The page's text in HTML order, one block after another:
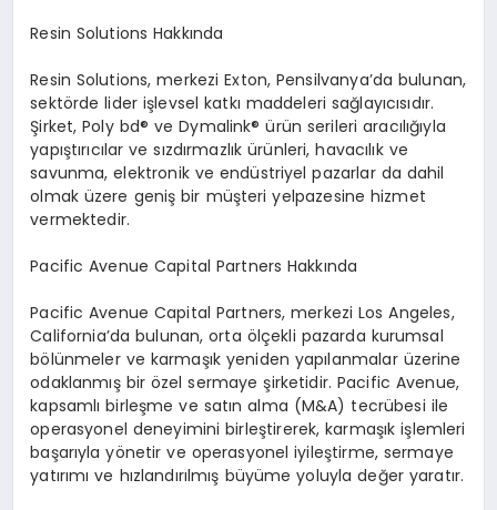
Resin Solutions Hakkında
Resin Solutions, merkezi Exton, Pensilvanya’da bulunan,
sektörde lider işlevsel katkı maddeleri sağlayıcısıdır.
Şirket, Poly bd® ve Dymalink® ürün serileri aracılığıyla
yapıştırıcılar ve sızdırmazlık ürünleri, havacılık ve
savunma, elektronik ve endüstriyel pazarlar da dahil
olmak üzere geniş bir müşteri yelpazesine hizmet
vermektedir.
Pacific Avenue Capital Partners Hakkında
Pacific Avenue Capital Partners, merkezi Los Angeles,
California’da bulunan, orta ölçekli pazarda kurumsal
bölünmeler ve karmaşık yeniden yapılanmalar üzerine
odaklanmış bir özel sermaye şirketidir. Pacific Avenue,
kapsamlı birleşme ve satın alma (M&A) tecrübesi ile
operasyonel deneyimini birleştirerek, karmaşık işlemleri
başarıyla yönetir ve operasyonel iyileştirme, sermaye
yatırımıve hızlandırılmış büyüme yoluyla değer yaratır.